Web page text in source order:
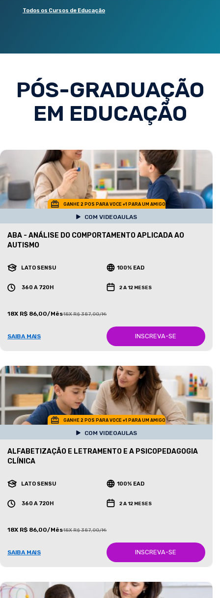
Todos os Cursos de Educação
PÓS-GRADUAÇÃO
EM EDUCAÇÃO
GANHE 2 POS PARA VOCE +1 PARA UM AMIGO
COM VIDEOAULAS
ABA - ANÁLISE DO COMPORTAMENTO APLICADA AO
AUTISMO
LATO SENSU 100% EAD
360 A 720H 2 A 12 MESES
18X R$ 86,00/Mês18X R$ 387,00/Mês
SAIBA MAIS INSCREVA-SE
GANHE 2 POS PARA VOCE +1 PARA UM AMIGO
COM VIDEOAULAS
ALFABETIZAÇÃO E LETRAMENTO E A PSICOPEDAGOGIA
CLÍNICA
LATO SENSU 100% EAD
360 A 720H 2 A 12 MESES
18X R$ 86,00/Mês18X R$ 387,00/Mês
SAIBA MAIS INSCREVA-SE